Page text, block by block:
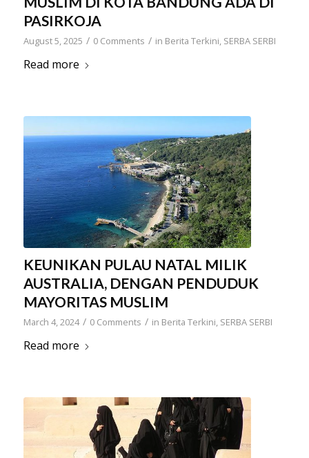
PASIRKOJA
August 5, 2025 / 0 Comments / in Berita Terkini, SERBA SERBI
Read more
KEUNIKAN PULAU NATAL MILIK
AUSTRALIA, DENGAN PENDUDUK
MAYORITAS MUSLIM
March 4, 2024 / 0 Comments / in Berita Terkini, SERBA SERBI
Read more